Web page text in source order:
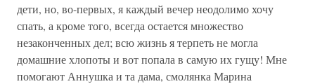
дети, но, во-первых, я каждый вечер неодолимо хочу
спать, а кроме того, всегда остается множество
незаконченных дел; всю жизнь я терпеть не могла
домашние хлопоты и вот попала в самую их гущу! Мне
помогают Аннушка и та дама, смолянка Марина